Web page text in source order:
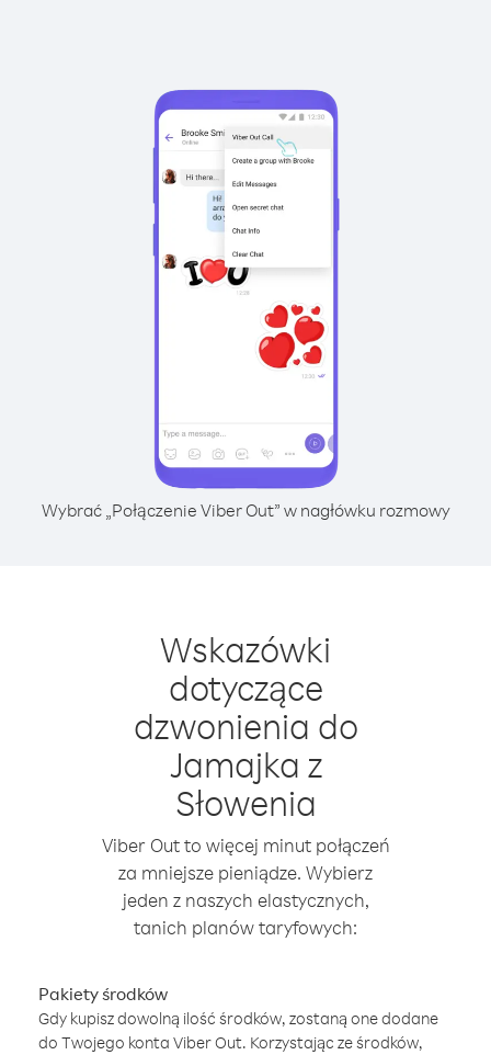
Wybrać „Połączenie Viber Out” w nagłówku rozmowy
Wskazówki
dotyczące
dzwonienia do
Jamajka z
Słowenia
Viber Out to więcej minut połączeń
za mniejsze pieniądze. Wybierz
jeden z naszych elastycznych,
tanich planów taryfowych:
Pakiety środków
Gdy kupisz dowolną ilość środków, zostaną one dodane
do Twojego konta Viber Out. Korzystając ze środków,